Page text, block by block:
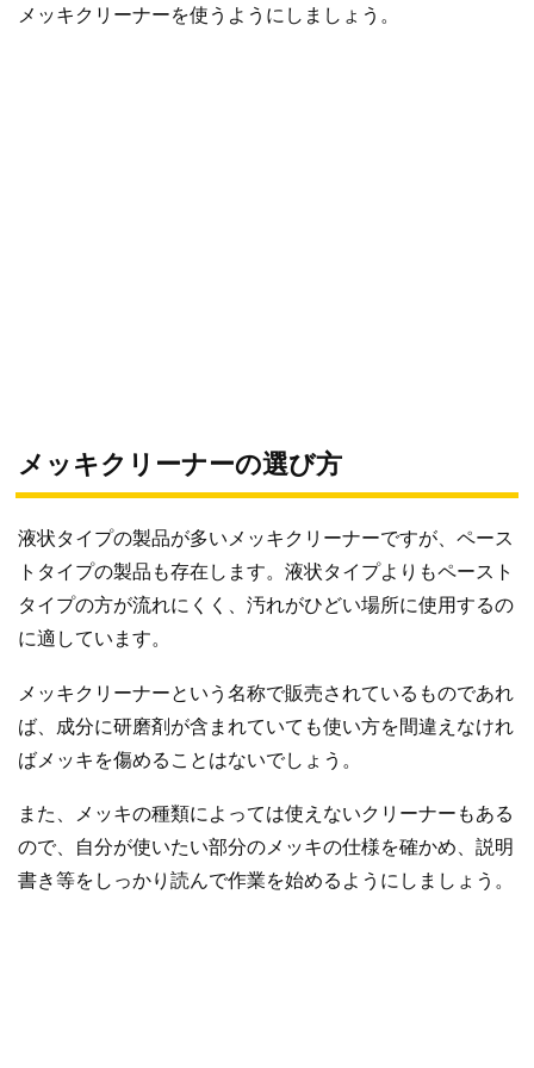
メッキクリーナーを使うようにしましょう。
メッキクリーナーの選び方
液状タイプの製品が多いメッキクリーナーですが、ペース
トタイプの製品も存在します。液状タイプよりもペースト
タイプの方が流れにくく、汚れがひどい場所に使用するの
に適しています。
メッキクリーナーという名称で販売されているものであれ
ば、成分に研磨剤が含まれていても使い方を間違えなけれ
ばメッキを傷めることはないでしょう。
また、メッキの種類によっては使えないクリーナーもある
ので、自分が使いたい部分のメッキの仕様を確かめ、説明
書き等をしっかり読んで作業を始めるようにしましょう。